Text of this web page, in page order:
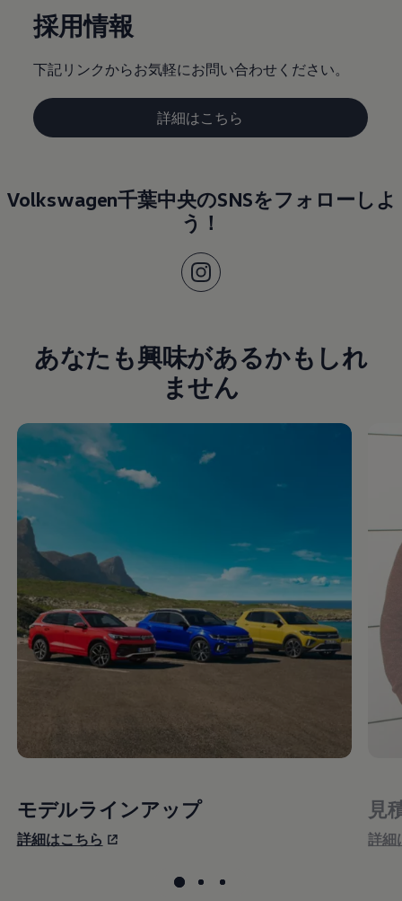
採用情報
下記リンクからお気軽にお問い合わせください。
詳細はこちら
Volkswagen千葉中央のSNSをフォローしよ
う！
あなたも興味があるかもしれ
ません
モデルラインアップ
詳細はこちら
見
詳細